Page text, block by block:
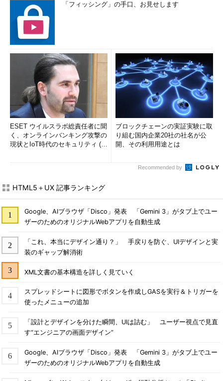
「フィッシング」の手口、お見せします
ESET ウイルスラボ総責任者に聞
く、オンラインバンキング攻撃の
現状とIoT時代のセキュリティ (1/
ブロックチェーンの実証実験に取
り組む国内企業20社の社名が公
開、その利用用途とは
Recommended by
HTML5＋UX 記事ランキング
Google、AIブラウザ「Disco」発表 「Gemini 3」がタブ上でユー
ザーのためのオリジナルWebアプリを自動生成
「これ、本当にデザイン通り？」 手戻りを防ぐ、UIデザインと実
装のギャップ解消術
XML文書の基本構造を詳しく見ていく
スプレッドシートに図形でボタンを作成しGASを実行＆トリガーを
使ったメニューの追加
「設計とデザインを分けた瞬間、UIは詰む」 ユーザー視点で見直
す“エンジニアの画面デザイン”
Google、AIブラウザ「Disco」発表 「Gemini 3」がタブ上でユー
ザーのためのオリジナルWebアプリを自動生成